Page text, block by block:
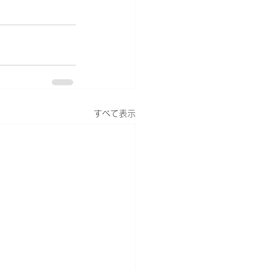
すべて表示